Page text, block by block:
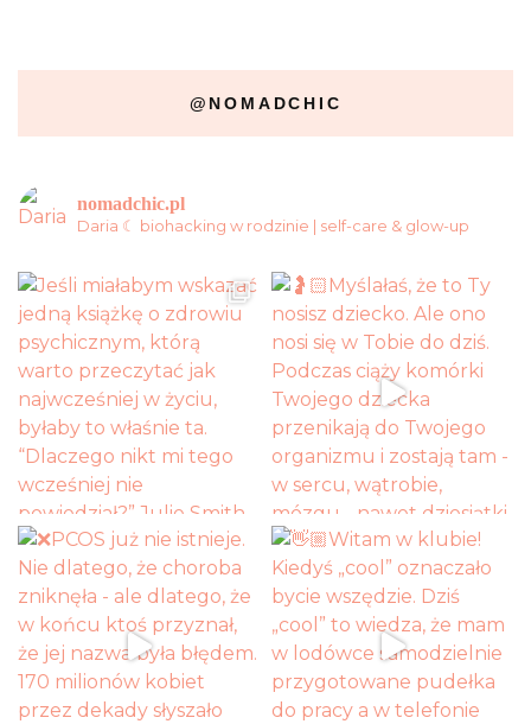
@NOMADCHIC
nomadchic.pl
Daria ☾ biohacking w rodzinie | self-care & glow-up